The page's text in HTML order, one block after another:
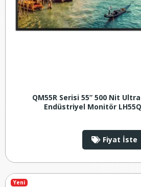
QM55R Serisi 55” 500 Nit
Endüstriyel Monitör
Fiyat İste
Yeni